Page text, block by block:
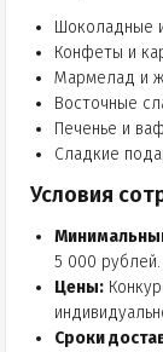
Шоколадные
Конфеты и
Мармелад и
Восточные
Печенье и
Сладкие
Условия
5 000 рублей.
Цены:
Сроки